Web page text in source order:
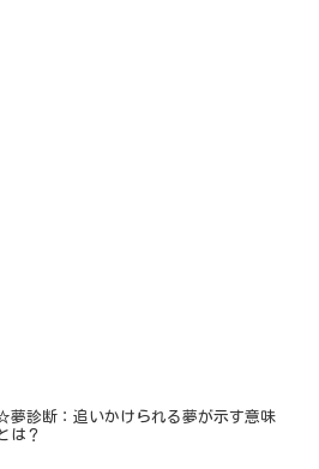
夢診断：追いかけられる夢が示す意味
は？